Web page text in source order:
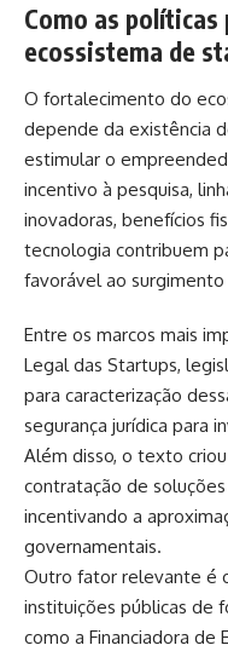
Como as
ecossistema de
O fortalecimento do
depende da existência
estimular o
incentivo à pesquisa,
inovadoras, benefícios
tecnologia contribuem
favorável ao
Entre os marcos mais
Legal das Startups,
para caracterização
segurança jurídica para
Além disso, o texto
contratação de
incentivando a
governamentais.
Outro fator relevante é
instituições públicas de
como a Financiadora de